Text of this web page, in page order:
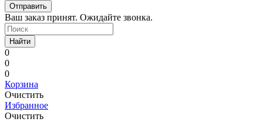
Ваш заказ принят. Ожидайте звонка.
Найти
0
0
0
Корзина
Очистить
Избранное
Очистить